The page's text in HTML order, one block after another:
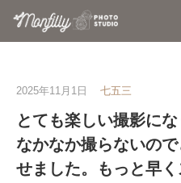
2025年11月1日 七五三
とても楽しい撮影に
なかなか撮らないの
せました。もっと早